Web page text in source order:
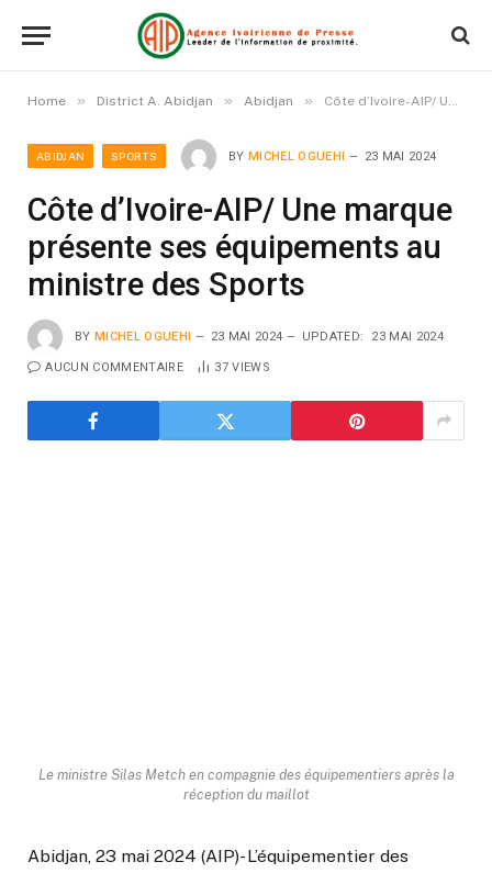
Home » District A. Abidjan » Abidjan » Côte d’Ivoire-AIP/ Une marque présente ses équipements au ministre des Sports
ABIDJAN SPORTS BY MICHEL OGUEHI 23 MAI 2024
Côte d’Ivoire-AIP/ Une marque
présente ses équipements au
ministre des Sports
BY MICHEL OGUEHI 23 MAI 2024 UPDATED: 23 MAI 2024
AUCUN COMMENTAIRE 37VIEWS
Le ministre Silas Metch en compagnie des équipementiers après la
réception du maillot
Abidjan, 23 mai 2024 (AIP)- L’équipementier des